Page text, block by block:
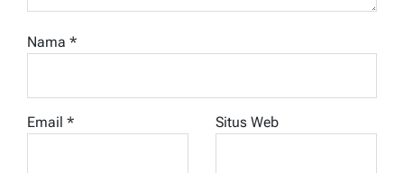
Nama *
Email * Situs Web